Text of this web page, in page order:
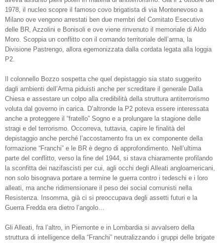
1978, il nucleo scopre il famoso covo brigatista di via Montenevoso a
Milano ove vengono arrestati ben due membri del Comitato Esecutivo
delle BR, Azzolini e Bonisoli e ove viene rinvenuto il memoriale di Aldo
Moro. Scoppia un conflitto con il comando territoriale dell’arma, la
Divisione Pastrengo, allora egemonizzata dalla cordata legata alla loggia
P2.
Il colonnello Bozzo sospetta che quel depistaggio sia stato suggerito
dagli ambienti dell’Arma piduisti anche per screditare il generale Dalla
Chiesa e assestare un colpo alla credibilità della struttura antiterrorismo
voluta dal governo in carica. D’altronde la P2 poteva essere interessata
anche a proteggere il “fratello” Sogno e a prolungare la stagione delle
stragi e del terrorismo. Occorreva, tuttavia, capire le finalità del
depistaggio anche perché l’accostamento fra un ex componente della
formazione “Franchi” e le BR è degno di approfondimento. Nell’ultima
parte del conflitto, verso la fine del 1944, si stava chiaramente profilando
la sconfitta dei nazifascisti per cui, agli occhi degli Alleati angloamericani,
non solo bisognava portare a termine le guerra contro i tedeschi e i loro
alleati, ma anche ridimensionare il peso dei social comunisti nella
Resistenza. Insomma, già ci si preoccupava degli assetti futuri e la
Guerra Fredda era dietro l’angolo…
Gli Alleati, fra l’altro, in Piemonte e in Lombardia si avvalsero della
struttura di intelligence della “Franchi” neutralizzando i gruppi delle brigate